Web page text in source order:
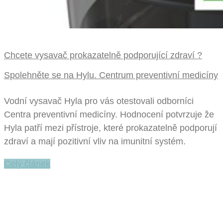
Chcete vysavač prokazatelně podporující zdraví ?
Spolehněte se na Hylu. Centrum preventivní medicíny
Vodní vysavač Hyla pro vás otestovali odborníci
Centra preventivní medicíny. Hodnocení potvrzuje že
Hyla patří mezi přístroje, které prokazatelně podporují
zdraví a mají pozitivní vliv na imunitní systém.
Celý článek